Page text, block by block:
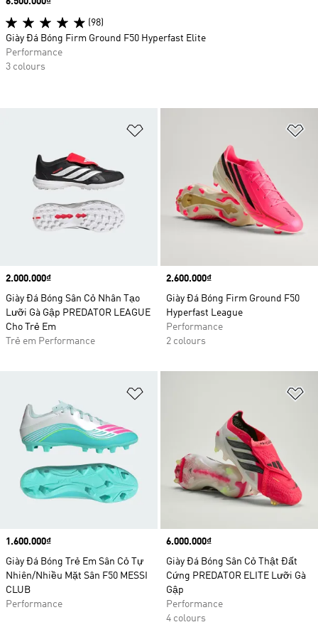
Price
2.000.000₫
Giày Đá Bóng Sân Cỏ Nhân Tạo
Lưỡi Gà Gập PREDATOR LEAGUE
Cho Trẻ Em
Trẻ em Performance
Price
2.600.000₫
Giày Đá Bóng Firm Ground F50
Hyperfast League
Performance
2 colours
Price
1.600.000₫
Giày Đá Bóng Trẻ Em Sân Cỏ Tự
Nhiên/Nhiều Mặt Sân F50 MESSI
CLUB
Performance
Price
6.000.000₫
Giày Đá Bóng Sân Cỏ Thật Đất
Cứng PREDATOR ELITE Lưỡi Gà
Gập
Performance
4 colours
(98)
Giày Đá Bóng Firm Ground F50 Hyperfast Elite
Performance
3 colours